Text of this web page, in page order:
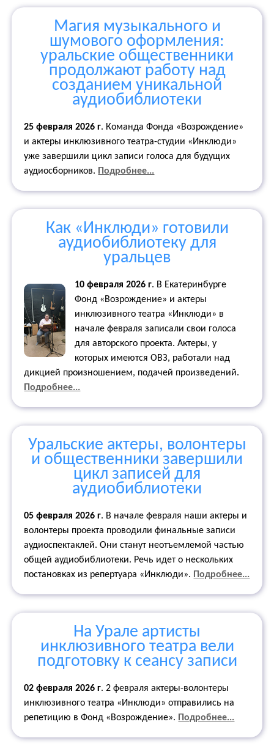
Магия музыкального и
шумового оформления:
уральские общественники
продолжают работу над
созданием уникальной
аудиобиблиотеки
25 февраля 2026 г. Команда Фонда «Возрождение»
и актеры инклюзивного театра-студии «Инклюди»
уже завершили цикл записи голоса для будущих
аудиосборников. Подробнее...
Как «Инклюди» готовили
аудиобиблиотеку для
уральцев
10 февраля 2026 г. В Екатеринбурге
Фонд «Возрождение» и актеры
инклюзивного театра «Инклюди» в
начале февраля записали свои голоса
для авторского проекта. Актеры, у
которых имеются ОВЗ, работали над
дикцией произношением, подачей произведений.
Подробнее...
Уральские актеры, волонтеры
и общественники завершили
цикл записей для
аудиобиблиотеки
05 февраля 2026 г. В начале февраля наши актеры и
волонтеры проекта проводили финальные записи
аудиоспектаклей. Они станут неотъемлемой частью
общей аудиобиблиотеки. Речь идет о нескольких
постановках из репертуара «Инклюди». Подробнее...
На Урале артисты
инклюзивного театра вели
подготовку к сеансу записи
02 февраля 2026 г. 2 февраля актеры-волонтеры
инклюзивного театра «Инклюди» отправились на
репетицию в Фонд «Возрождение». Подробнее...